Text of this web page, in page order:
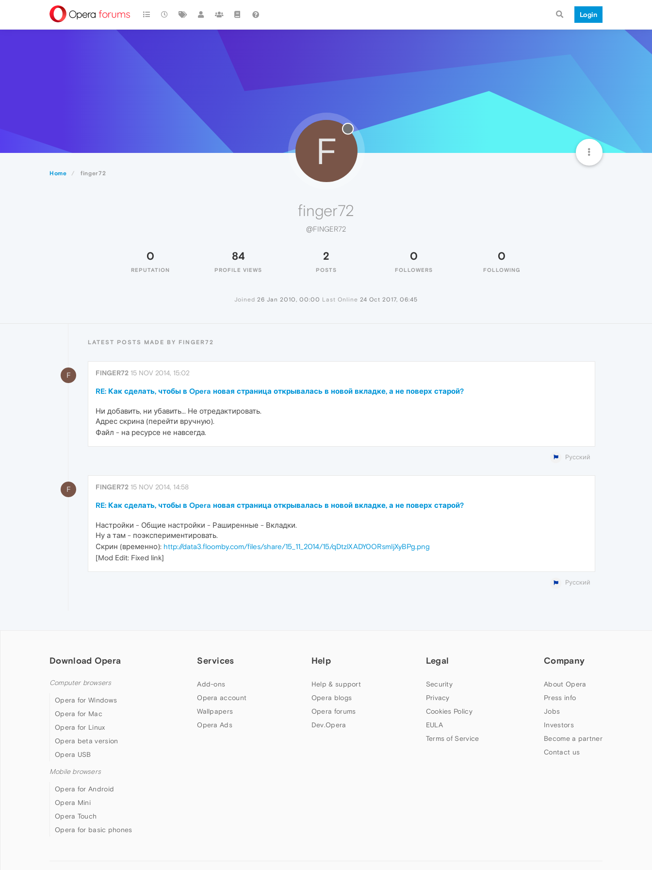
Login
Home finger72
F
finger72
@FINGER72
0
REPUTATION
84
PROFILE VIEWS
2
POSTS
0
FOLLOWERS
0
FOLLOWING
Joined 26 Jan 2010, 00:00 Last Online 24 Oct 2017, 06:45
LATEST POSTS MADE BY FINGER72
F FINGER72 15 NOV 2014, 15:02
RE: Как сделать, чтобы в Opera новая страница открывалась в новой вкладке, а не поверх старой?
Ни добавить, ни убавить... Не отредактировать.
Адрес скрина (перейти вручную).
Файл - на ресурсе не навсегда.
Русский
F FINGER72 15 NOV 2014, 14:58
RE: Как сделать, чтобы в Opera новая страница открывалась в новой вкладке, а не поверх старой?
Настройки - Общие настройки - Раширенные - Вкладки.
Ну а там - поэкспериментировать.
Скрин (временно): http://data3.floomby.com/files/share/15_11_2014/15/qDtzlXADY0ORsmIjXyBPg.png
[Mod Edit: Fixed link]
Русский
Download Opera
Computer browsers
Opera for Windows
Opera for Mac
Opera for Linux
Opera beta version
Opera USB
Mobile browsers
Opera for Android
Opera Mini
Opera Touch
Opera for basic phones
Services
Add-ons
Opera account
Wallpapers
Opera Ads
Help
Help & support
Opera blogs
Opera forums
Dev.Opera
Legal
Security
Privacy
Cookies Policy
EULA
Terms of Service
Company
About Opera
Press info
Jobs
Investors
Become a partner
Contact us